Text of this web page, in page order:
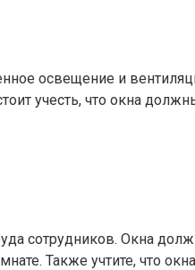
освещение и
учесть, что окна
сотрудников. Окна
Также учтите,